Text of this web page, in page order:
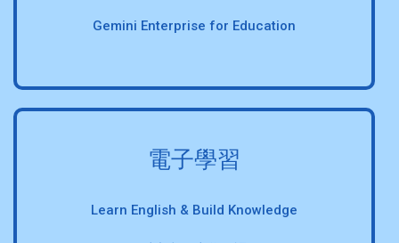
Gemini Enterprise for Education
電子學習
Learn English & Build Knowledge